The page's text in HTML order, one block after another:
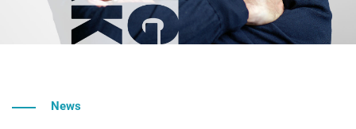
News